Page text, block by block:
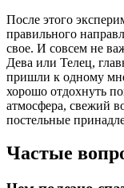
После этого
правильного
свое. И совсем не
Дева или Телец,
пришли к одному
хорошо отдохнуть
атмосфера, свежий
постельные
Частые